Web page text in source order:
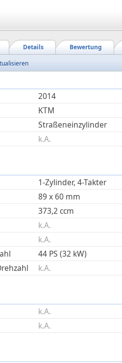
Bewertung
Details
2014
KTM
Straßeneinzylinder
k.A.
1-Zylinder, 4-Takter
89 x 60 mm
373,2 ccm
k.A.
k.A.
44 PS (32 kW)
k.A.
k.A.
k.A.